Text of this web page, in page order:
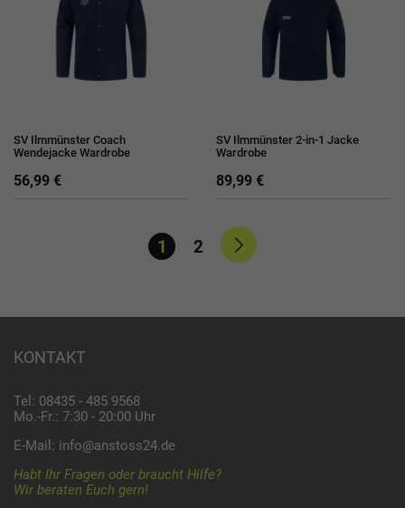
SV Ilmmünster Coach
Wendejacke Wardrobe
56,99 €
SV Ilmmünster 2-in-1 Jacke
Wardrobe
89,99 €
1 2
KONTAKT
Tel: 08435 - 485 9568
Mo.-Fr.: 7:30 - 20:00 Uhr
E-Mail: info@anstoss24.de
Habt Ihr Fragen oder braucht Hilfe?
Wir beraten Euch gern!